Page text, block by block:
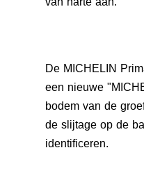
De MICHELIN
een nieuwe
bodem van de
de slijtage op de
identificeren.